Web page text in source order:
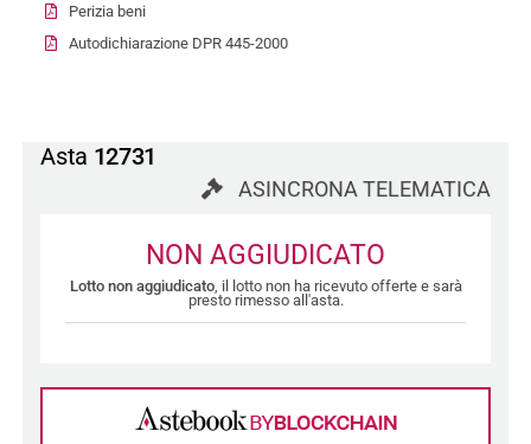
Perizia beni
Autodichiarazione DPR 445-2000
Asta 12731
ASINCRONA TELEMATICA
NON AGGIUDICATO
Lotto non aggiudicato, il lotto non ha ricevuto offerte e sarà
presto rimesso all'asta.